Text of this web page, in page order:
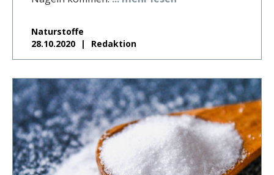
Naturstoffe
28.10.2020
Redaktion